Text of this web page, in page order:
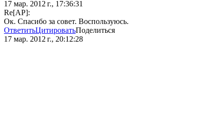
17 мар. 2012 г., 17:36:31
Re[AP]:
Ок. Спасибо за совет. Воспользуюсь.
ОтветитьЦитироватьПоделиться
17 мар. 2012 г., 20:12:28